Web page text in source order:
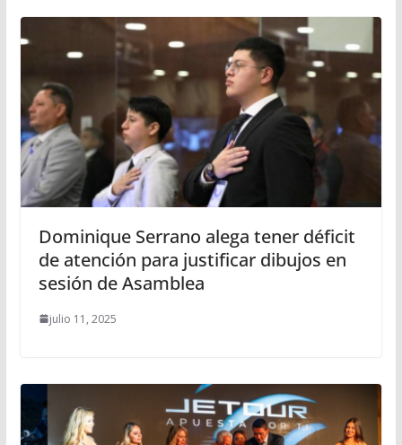
Dominique Serrano alega tener déficit
de atención para justificar dibujos en
sesión de Asamblea
julio 11, 2025